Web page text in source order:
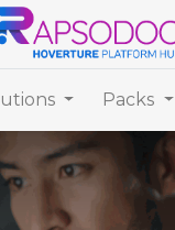
Packs